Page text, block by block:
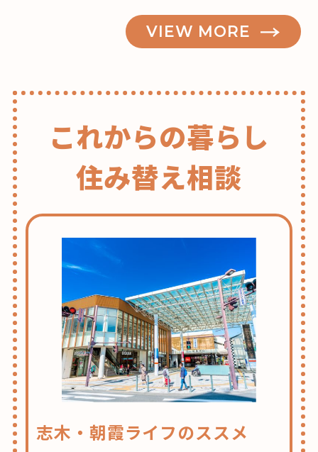
VIEW MORE
これからの暮らし
住み替え相談
志木・朝霞ライフのススメ